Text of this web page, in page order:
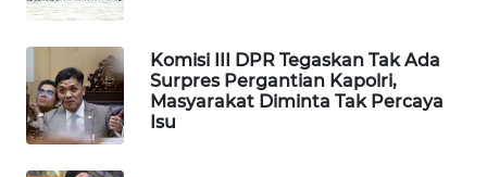
Komisi III DPR Tegaskan Tak Ada
Surpres Pergantian Kapolri,
Masyarakat Diminta Tak Percaya
Isu
WAHANA
NEWS
WAHANA
TANI